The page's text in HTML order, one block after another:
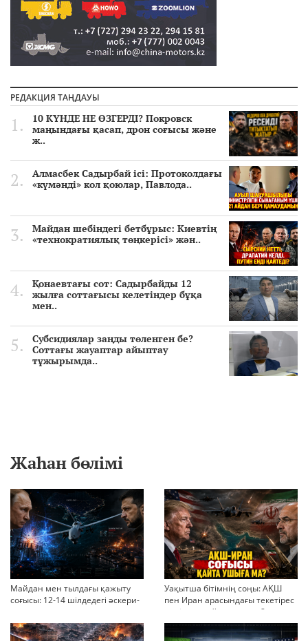
РЕДАКЦИЯ ТАҢДАУЫ
10 КҮНДЕ НЕ ӨЗГЕРДІ? Покровск
маңындағы қасап, дрон соғысы және
ж..
Алмасбек Садырбай ісі: Протоколдағы
«күмәнді» кол қоюлар, Павлода..
Майдан шебіндегі бетбұрыс: Киевтің
«технократиялық төңкерісі» жән..
Қонаевтағы сот: Садырбайды 12
жылға соттағысы келетіндер бұқа
мен..
Субсидиялар заңды төленген бе?
Соттағы жауаптар айыптау
тұжырымда..
Жаһан бөлімі
Майдан мен тылдағы қажыту
соғысы: 12-14 шілдедегі әскери-
Уақытша бітімнің соңы: АҚШ
пен Иран арасындағы текетірес
неліктен қайта ушықты?